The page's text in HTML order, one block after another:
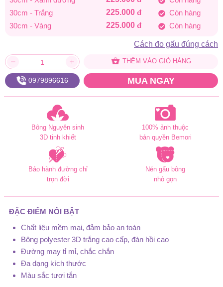
30cm - Trắng
225.000 đ
Còn hàng
30cm - Vàng
225.000 đ Còn hàng
Cách đo gấu đúng cách
THÊM VÀO GIỎ HÀNG
0979896616 MUA NGAY
Bông Nguyên sinh
3D tinh khiết
100% ảnh thuộc
bản quyền Bemori
Bảo hành đường chỉ
trọn đời
Nén gấu bông
nhỏ gọn
ĐẶC ĐIỂM NỔI BẬT
Chất liệu mềm mại, đảm bảo an toàn
Bông polyester 3D trắng cao cấp, đàn hồi cao
Đường may tỉ mỉ, chắc chắn
Đa dạng kích thước
Màu sắc tươi tắn